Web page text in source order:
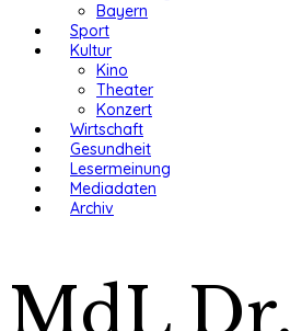
Bayern
Sport
Kultur
Kino
Theater
Konzert
Wirtschaft
Gesundheit
Lesermeinung
Mediadaten
Archiv
MdL Dr.